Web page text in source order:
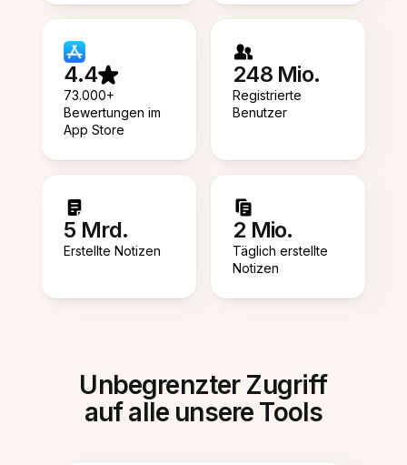
4.4
73.000+
Bewertungen im
App Store
248 Mio.
Registrierte
Benutzer
5 Mrd.
Erstellte Notizen
2 Mio.
Täglich erstellte
Notizen
Unbegrenzter Zugriff
auf alle unsere Tools